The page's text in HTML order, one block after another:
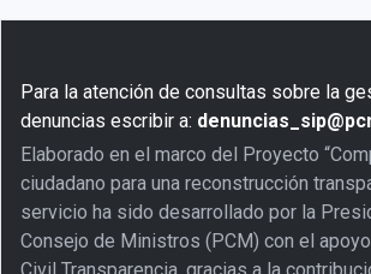
Para la atención de consultas sobre la
denuncias escribir a:
Elaborado en el marco del Proyecto
ciudadano para una reconstrucción
servicio ha sido desarrollado por la
Consejo de Ministros (PCM) con el